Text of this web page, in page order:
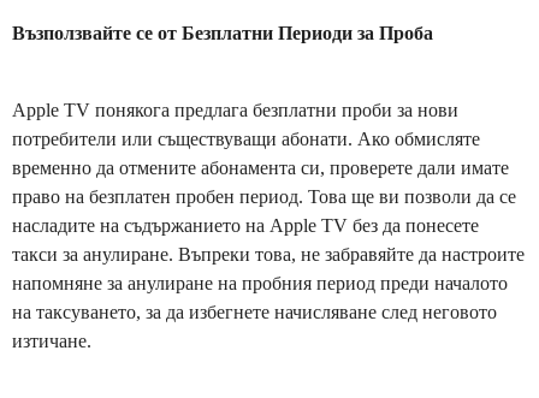
Възползвайте се от Безплатни Периоди за Проба
Apple TV понякога предлага безплатни проби за нови
потребители или съществуващи абонати. Ако обмисляте
временно да отмените абонамента си, проверете дали имате
право на безплатен пробен период. Това ще ви позволи да се
насладите на съдържанието на Apple TV без да понесете
такси за анулиране. Въпреки това, не забравяйте да настроите
напомняне за анулиране на пробния период преди началото
на таксуването, за да избегнете начисляване след неговото
изтичане.